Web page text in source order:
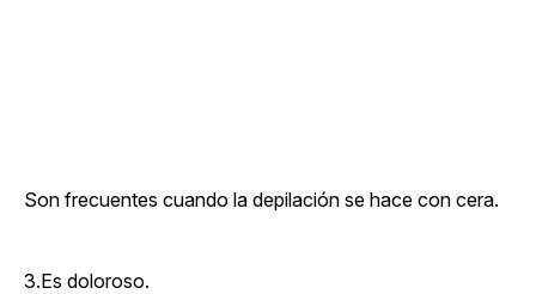
Son frecuentes cuando la depilación se hace con cera.
3.Es doloroso.